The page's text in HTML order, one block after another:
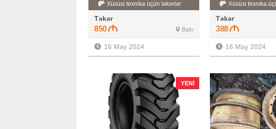
Xüsüsi texnika üçün təkərlər
Təkər
850 Bakı
16 May 2024
Xüsüsi texnika
Təkər
388
16 May 2024
YENI